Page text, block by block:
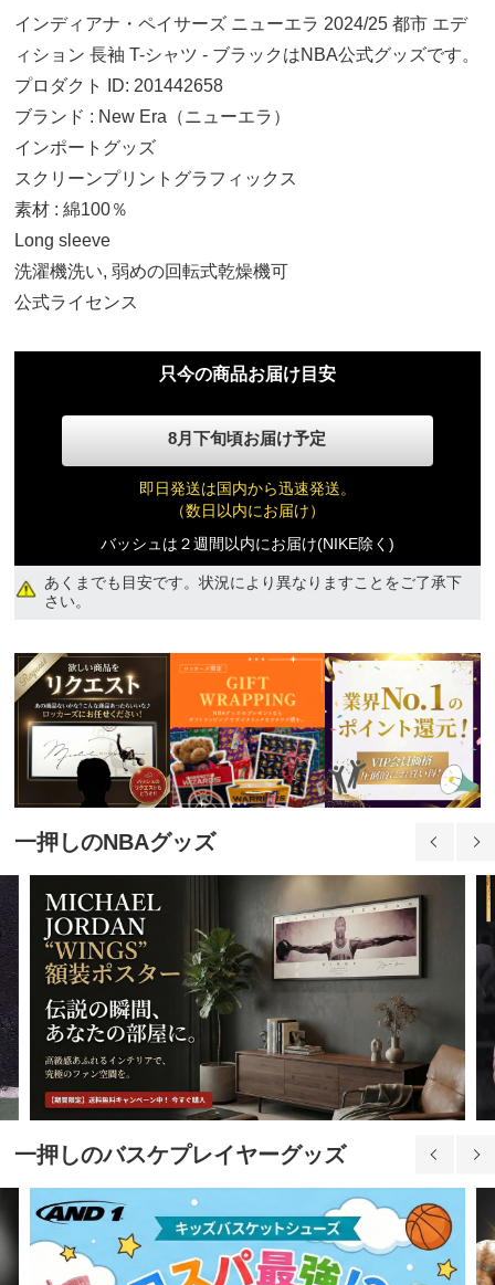
インディアナ・ペイサーズ ニューエラ 2024/25 都市 エデ
ィション 長袖 T-シャツ - ブラックはNBA公式グッズです。
プロダクト ID: 201442658
ブランド : New Era（ニューエラ）
インポートグッズ
スクリーンプリントグラフィックス
素材 : 綿100％
Long sleeve
洗濯機洗い, 弱めの回転式乾燥機可
公式ライセンス
只今の商品お届け目安
8月下旬頃お届け予定
即日発送は国内から迅速発送。
（数日以内にお届け）
バッシュは２週間以内にお届け(NIKE除く)
あくまでも目安です。状況により異なりますことをご了承下
さい。
一押しのNBAグッズ
一押しのバスケプレイヤーグッズ
11,530円(税込)